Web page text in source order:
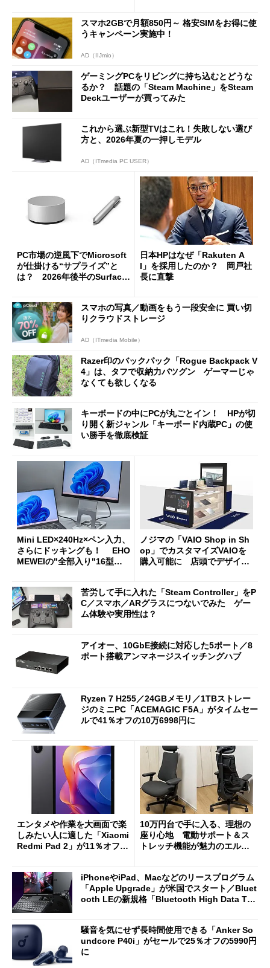
た
スマホ2GBで月額850円～ 格安SIMをお得に使
うキャンペーン実施中！
AD（IIJmio）
ゲーミングPCをリビングに持ち込むとどうな
るか？ 話題の「Steam Machine」をSteam
Deckユーザーが買ってみた
これから選ぶ新型TVはこれ！失敗しない選び
方と、2026年夏の一押しモデル
AD（ITmedia PC USER）
PC市場の逆風下でMicrosoft
が仕掛ける“サプライズ”と
は？ 2026年後半のSurface
日本HPはなぜ「Rakuten A
I」を採用したのか？ 岡戸社
長に直撃
スマホの写真／動画をもう一段安全に 買い切
りクラウドストレージ
AD（ITmedia Mobile）
Razer印のバックパック「Rogue Backpack V
4」は、タフで収納力バツグン ゲーマーじゃ
なくても欲しくなる
キーボードの中にPCが丸ごとイン！ HPが切
り開く新ジャンル「キーボード内蔵PC」の使
い勝手を徹底検証
Mini LED×240Hz×ペン入力、
さらにドッキングも！ EHO
MEWEIの"全部入り"16型モ
ノジマの「VAIO Shop in Sh
op」でカスタマイズVAIOを
購入可能に 店頭でデザイン
苦労して手に入れた「Steam Controller」をP
C／スマホ／ARグラスにつないでみた ゲー
ム体験や実用性は？
アイオー、10GbE接続に対応した5ポート／8
ポート搭載アンマネージスイッチングハブ
Ryzen 7 H255／24GBメモリ／1TBストレー
ジのミニPC「ACEMAGIC F5A」がタイムセー
ルで41％オフの10万6998円に
エンタメや作業を大画面で楽
しみたい人に適した「Xiaomi
Redmi Pad 2」が11％オフの
10万円台で手に入る、理想の
座り心地 電動サポート＆ス
トレッチ機能が魅力のエルゴ
iPhoneやiPad、Macなどのリースプログラム
「Apple Upgrade」が米国でスタート／Bluet
ooth LEの新規格「Bluetooth High Data Thr
騒音を気にせず長時間使用できる「Anker So
undcore P40i」がセールで25％オフの5990円
に